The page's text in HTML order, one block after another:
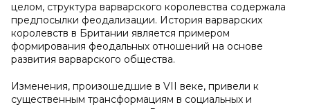
целом, структура варварского королевства содержала
предпосылки феодализации. История варварских
королевств в Британии является примером
формирования феодальных отношений на основе
развития варварского общества.
Изменения, произошедшие в VII веке, привели к
существенным трансформациям в социальных и